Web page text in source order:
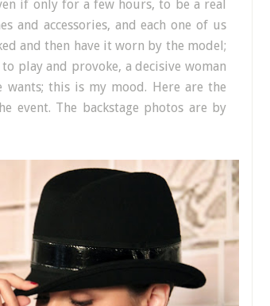
if only for a few hours, to be a real
accessories, and each one of us
and then have it worn by the model;
to play and provoke, a decisive woman
wants; this is my mood. Here are the
event. The backstage photos are by